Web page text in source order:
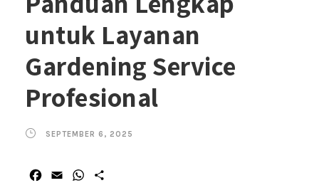
untuk Layanan
Gardening Service
Profesional
SEPTEMBER 6, 2025
W